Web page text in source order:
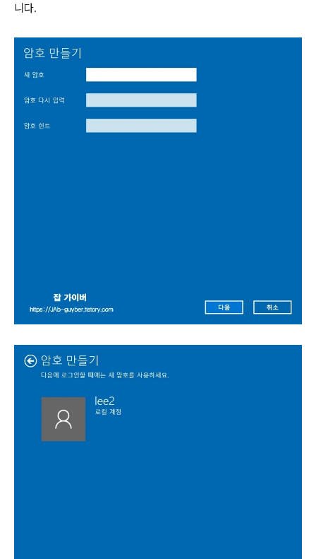
니다.